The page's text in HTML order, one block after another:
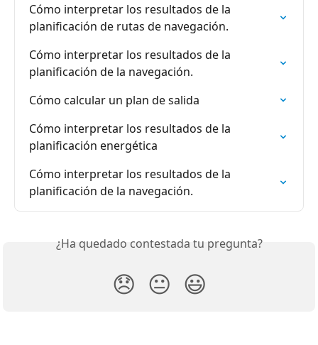
Cómo interpretar los resultados de la
planificación de rutas de navegación.
Cómo interpretar los resultados de la
planificación de la navegación.
Cómo calcular un plan de salida
Cómo interpretar los resultados de la
planificación energética
Cómo interpretar los resultados de la
planificación de la navegación.
¿Ha quedado contestada tu pregunta?
😞 😐 😃